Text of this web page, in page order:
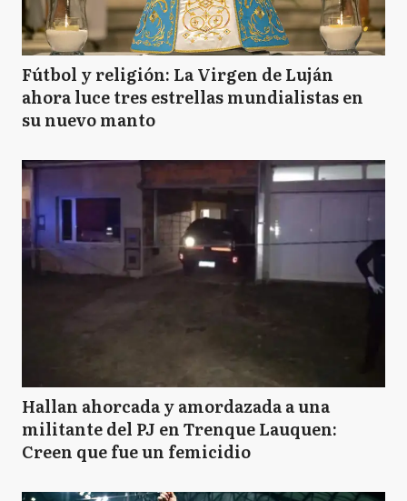
Fútbol y religión: La Virgen de Luján
ahora luce tres estrellas mundialistas en
su nuevo manto
Hallan ahorcada y amordazada a una
militante del PJ en Trenque Lauquen:
Creen que fue un femicidio